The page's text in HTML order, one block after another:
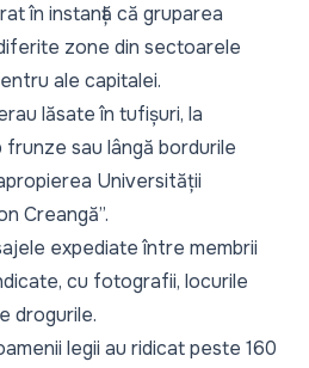
în instanță că gruparea
zone din sectoarele
ale capitalei.
lăsate în tufișuri, la
frunze sau lângă bordurile
Universității
Creangă”.
expediate între membrii
cu fotografii, locurile
drogurile.
legii au ridicat peste 160